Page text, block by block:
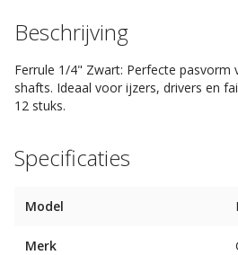
Beschrijving
Ferrule 1/4" Zwart: Perfecte pasvorm
shafts. Ideaal voor ijzers, drivers en
12 stuks.
Specificaties
Model
Merk